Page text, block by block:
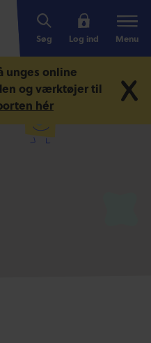
Søg Log ind Menu
unges online
og værktøjer til
hér